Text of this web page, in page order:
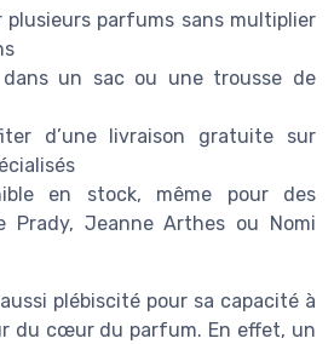
plusieurs parfums sans multiplier
un sac ou une trousse de
d’une livraison gratuite sur
en stock, même pour des
Prady, Jeanne Arthes ou Nomi
plébiscité pour sa capacité à
du cœur du parfum. En effet, un